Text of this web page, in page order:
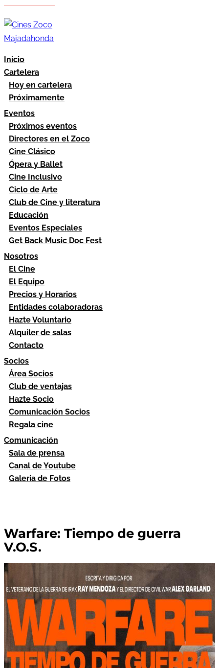
Inicio
Cartelera
Hoy en cartelera
Próximamente
Eventos
Próximos eventos
Directores en el Zoco
Cine Clásico
Ópera y Ballet
Cine Inclusivo
Ciclo de Arte
Club de Cine y literatura
Educación
Eventos Especiales
Get Back Music Doc Fest
Nosotros
El Cine
El Equipo
Precios y Horarios
Entidades colaboradoras
Hazte Voluntario
Alquiler de salas
Contacto
Socios
Área Socios
Club de ventajas
Hazte Socio
Comunicación Socios
Regala cine
Comunicación
Sala de prensa
Canal de Youtube
Galeria de Fotos
Warfare: Tiempo de guerra
V.O.S.